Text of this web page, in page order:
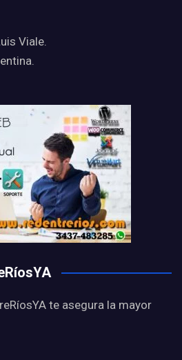
Viale.
te asegura la mayor